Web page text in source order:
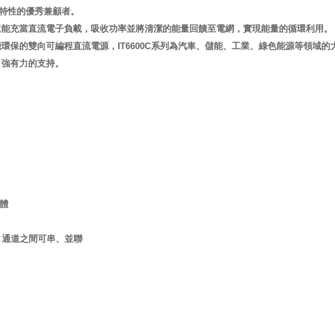
性的優秀兼顧者。
充當直流電子負載，吸收功率並將清潔的能量回饋至電網，實現能量的循環利用。
保的雙向可編程直流電源，IT6600C系列為汽車、儲能、工業、綠色能源等領域的
有力的支持。
道之間可串、並聯